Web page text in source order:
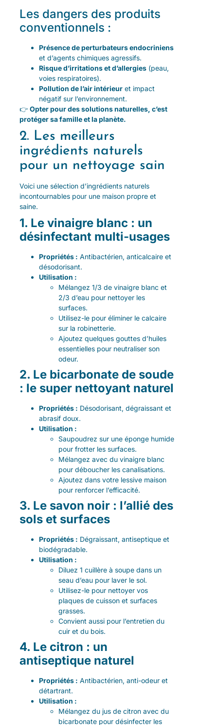
Les dangers des produits
conventionnels :
Présence de perturbateurs endocriniens
et d’agents chimiques agressifs.
Risque d’irritations et d’allergies (peau,
voies respiratoires).
Pollution de l’air intérieur et impact
négatif sur l’environnement.
👉 Opter pour des solutions naturelles, c’est
protéger sa famille et la planète.
2. Les meilleurs
ingrédients naturels
pour un nettoyage sain
Voici une sélection d’ingrédients naturels
incontournables pour une maison propre et
saine.
1. Le vinaigre blanc : un
désinfectant multi-usages
Propriétés : Antibactérien, anticalcaire et
désodorisant.
Utilisation :
Mélangez 1/3 de vinaigre blanc et
2/3 d’eau pour nettoyer les
surfaces.
Utilisez-le pour éliminer le calcaire
sur la robinetterie.
Ajoutez quelques gouttes d’huiles
essentielles pour neutraliser son
odeur.
2. Le bicarbonate de soude
: le super nettoyant naturel
Propriétés : Désodorisant, dégraissant et
abrasif doux.
Utilisation :
Saupoudrez sur une éponge humide
pour frotter les surfaces.
Mélangez avec du vinaigre blanc
pour déboucher les canalisations.
Ajoutez dans votre lessive maison
pour renforcer l’efficacité.
3. Le savon noir : l’allié des
sols et surfaces
Propriétés : Dégraissant, antiseptique et
biodégradable.
Utilisation :
Diluez 1 cuillère à soupe dans un
seau d’eau pour laver le sol.
Utilisez-le pour nettoyer vos
plaques de cuisson et surfaces
grasses.
Convient aussi pour l’entretien du
cuir et du bois.
4. Le citron : un
antiseptique naturel
Propriétés : Antibactérien, anti-odeur et
détartrant.
Utilisation :
Mélangez du jus de citron avec du
bicarbonate pour désinfecter les